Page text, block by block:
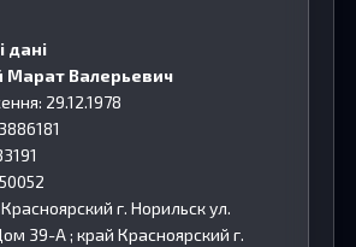
дані
Марат Валерьевич
29.12.1978
г. Норильск ул.
39-А ; край Красноярский г.